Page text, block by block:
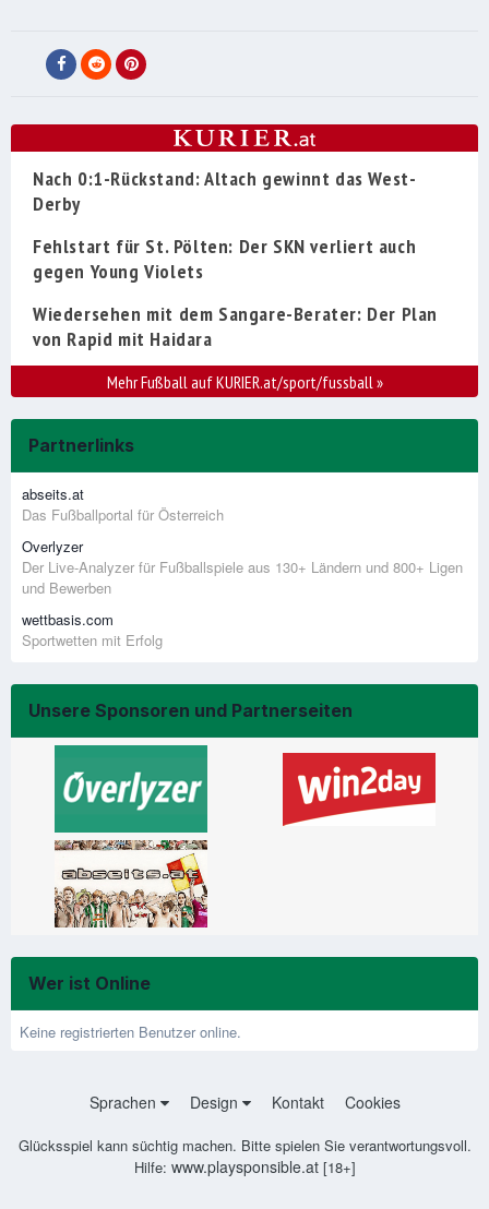
Nach 0:1-Rückstand: Altach gewinnt das West-
Derby
Fehlstart für St. Pölten: Der SKN verliert auch
gegen Young Violets
Wiedersehen mit dem Sangare-Berater: Der Plan
von Rapid mit Haidara
Mehr Fußball auf KURIER.at/sport/fussball»
Partnerlinks
abseits.at
Das Fußballportal für Österreich
Overlyzer
Der Live-Analyzer für Fußballspiele aus 130+ Ländern und 800+ Ligen
und Bewerben
wettbasis.com
Sportwetten mit Erfolg
Unsere Sponsoren und Partnerseiten
Wer ist Online
Keine registrierten Benutzer online.
Sprachen Design Kontakt Cookies
Glücksspiel kann süchtig machen. Bitte spielen Sie verantwortungsvoll.
Hilfe: www.playsponsible.at[18+]